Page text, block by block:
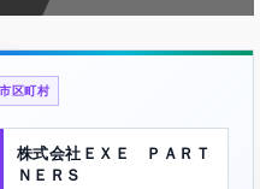
区町村
株式会社ＥＸＥ ＰＡＲＴ
ＮＥＲＳ